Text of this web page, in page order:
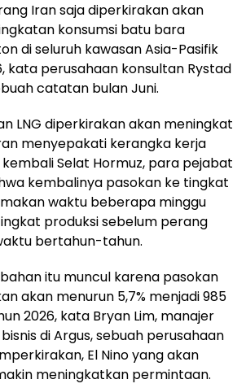
Iran saja diperkirakan akan
konsumsi batu bara
di seluruh kawasan Asia-Pasifik
kata perusahaan konsultan Rystad
catatan bulan Juni.
LNG diperkirakan akan meningkat
menyepakati kerangka kerja
Selat Hormuz, para pejabat
kembalinya pasokan ke tingkat
waktu beberapa minggu
produksi sebelum perang
bertahun-tahun.
itu muncul karena pasokan
akan menurun 5,7% menjadi 985
2026, kata Bryan Lim, manajer
di Argus, sebuah perusahaan
El Nino yang akan
meningkatkan permintaan.